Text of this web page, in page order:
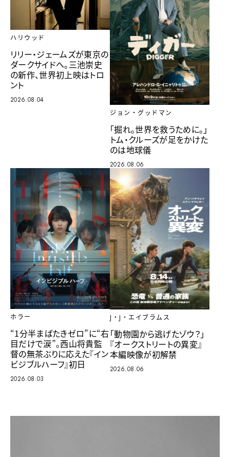
ハリウッド
リリー・ジェームズが東京の
ダークサイドへ。三池崇史
の新作、世界初上映はトロ
ント
2026.08.04
ジョン・グッドマン
「掘れ。世界を救うために。」
トム・クルーズが足をかけた
のは地球儀
2026.08.06
ホラー
“1分半まばたきゼロ”に“右
目だけで涙”。西山将貴監
督の無茶ぶりに応えた『イン
ビジブルハーフ』初日
2026.08.03
J・J・エイブラムス
「動物園から逃げたゾウ？」
『オークストリートの異変』
本編映像が初解禁
2026.08.06